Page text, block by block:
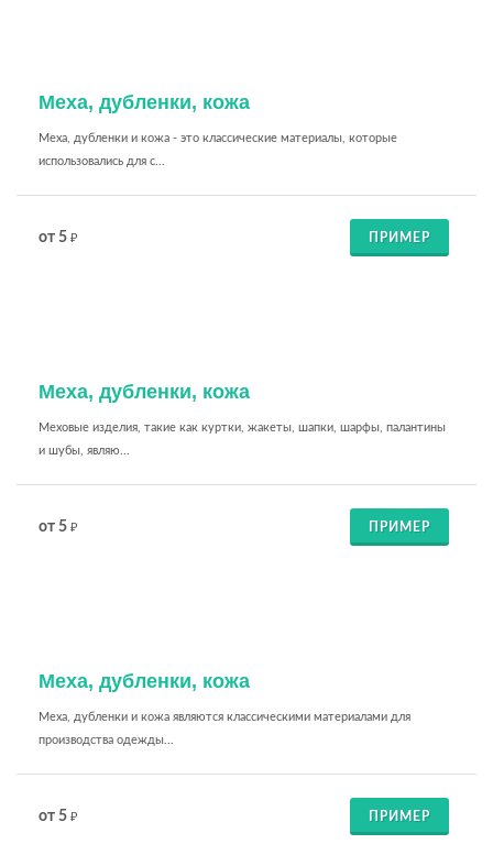
Меха, дубленки, кожа
Меха, дубленки и кожа - это классические материалы, которые
использовались для с...
от 5 ₽ ПРИМЕР
Меха, дубленки, кожа
Меховые изделия, такие как куртки, жакеты, шапки, шарфы, палантины
и шубы, являю...
от 5 ₽ ПРИМЕР
Меха, дубленки, кожа
Меха, дубленки и кожа являются классическими материалами для
производства одежды...
от 5 ₽ ПРИМЕР